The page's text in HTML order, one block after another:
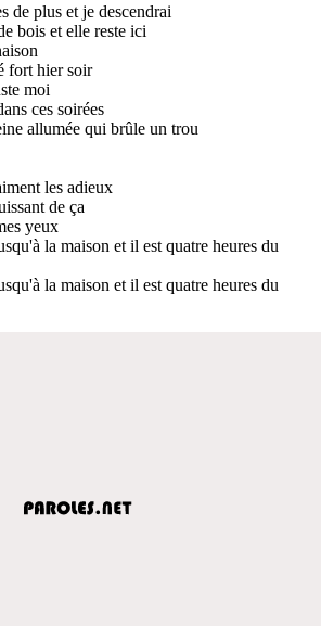
de plus et je descendrai
bois et elle reste ici
fort hier soir
moi
ces soirées
allumée qui brûle un trou
les adieux
de ça
yeux
la maison et il est quatre heures du
la maison et il est quatre heures du